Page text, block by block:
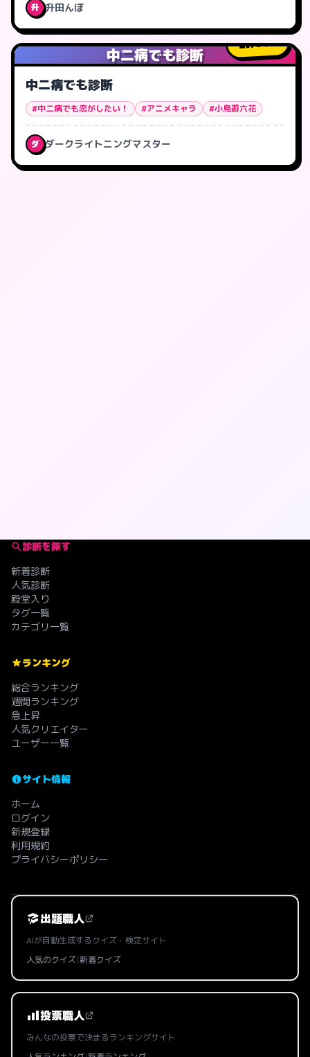
升 升田んぼ
中二病でも診断
734人
中二病でも診断
#中二病でも恋がしたい！ #アニメキャラ #小鳥遊六花
ダ ダークライトニングマスター
診断を探す
新着診断
人気診断
殿堂入り
タグ一覧
カテゴリ一覧
ランキング
総合ランキング
週間ランキング
急上昇
人気クリエイター
ユーザー一覧
サイト情報
ホーム
ログイン
新規登録
利用規約
プライバシーポリシー
出題職人
AIが自動生成するクイズ・検定サイト
人気のクイズ|新着クイズ
投票職人
みんなの投票で決まるランキングサイト